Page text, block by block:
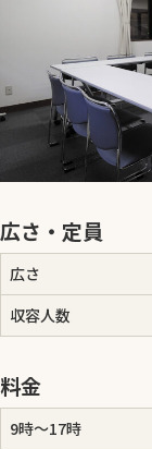
広さ・定員
広さ
収容人数
料金
9時～17時